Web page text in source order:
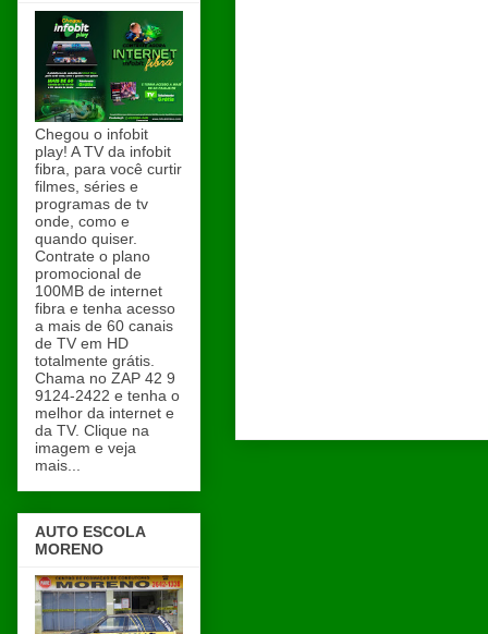
Chegou o infobit
play! A TV da infobit
fibra, para você curtir
filmes, séries e
programas de tv
onde, como e
quando quiser.
Contrate o plano
promocional de
100MB de internet
fibra e tenha acesso
a mais de 60 canais
de TV em HD
totalmente grátis.
Chama no ZAP 42 9
9124-2422 e tenha o
melhor da internet e
da TV. Clique na
imagem e veja
mais...
AUTO ESCOLA
MORENO